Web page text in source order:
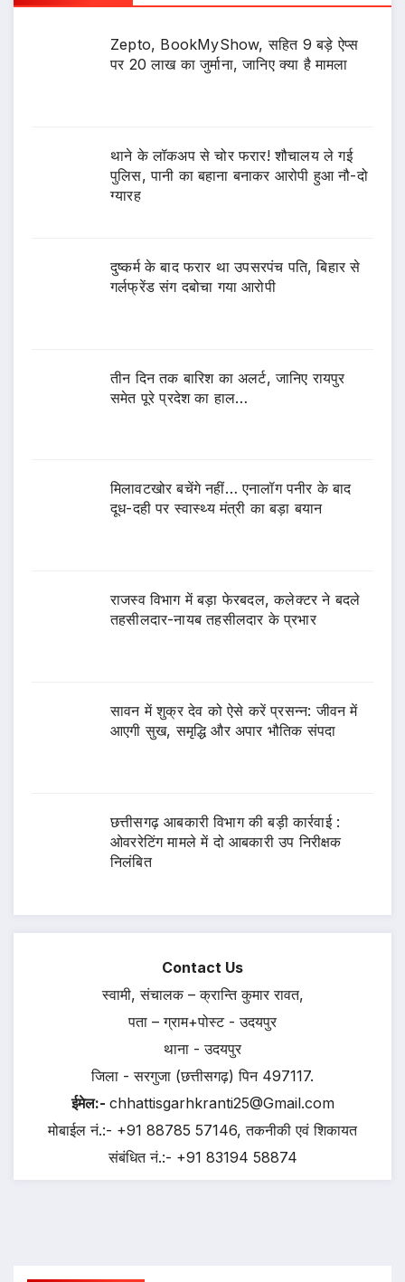
Zepto, BookMyShow, सहित 9 बड़े ऐप्स
पर 20 लाख का जुर्माना, जानिए क्या है मामला
थाने के लॉकअप से चोर फरार! शौचालय ले गई
पुलिस, पानी का बहाना बनाकर आरोपी हुआ नौ-दो
ग्यारह
दुष्कर्म के बाद फरार था उपसरपंच पति, बिहार से
गर्लफ्रेंड संग दबोचा गया आरोपी
तीन दिन तक बारिश का अलर्ट, जानिए रायपुर
समेत पूरे प्रदेश का हाल…
मिलावटखोर बचेंगे नहीं… एनालॉग पनीर के बाद
दूध-दही पर स्वास्थ्य मंत्री का बड़ा बयान
राजस्व विभाग में बड़ा फेरबदल, कलेक्टर ने बदले
तहसीलदार-नायब तहसीलदार के प्रभार
सावन में शुक्र देव को ऐसे करें प्रसन्न: जीवन में
आएगी सुख, समृद्धि और अपार भौतिक संपदा
छत्तीसगढ़ आबकारी विभाग की बड़ी कार्रवाई :
ओवररेटिंग मामले में दो आबकारी उप निरीक्षक
निलंबित
Contact Us
स्वामी, संचालक – क्रान्ति कुमार रावत,
पता – ग्राम+पोस्ट - उदयपुर
थाना - उदयपुर
जिला - सरगुजा (छत्तीसगढ़) पिन 497117.
ईमेल:- chhattisgarhkranti25@Gmail.com
मोबाईल नं.:- +91 88785 57146, तकनीकी एवं शिकायत
संबंधित नं.:- +91 83194 58874